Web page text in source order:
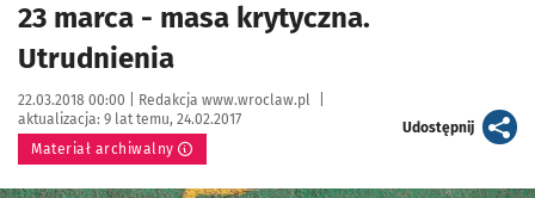
23 marca - masa krytyczna.
Utrudnienia
Data publikacji:
22.03.2018 00:00 | Autor:
Redakcja www.wroclaw.pl
aktualizacja: 9 lat temu, 24.02.2017
Materiał archiwalny
Udostępnijartykuł